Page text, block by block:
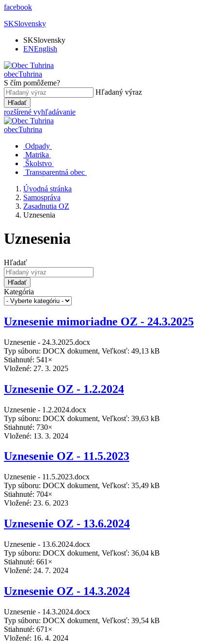
facebook
SKSlovensky
SKSlovensky
ENEnglish
obecTuhrina
S čím pomôžeme?
Hľadaný výraz
Hľadať
rozšírené vyhľadávanie
obecTuhrina
Odpady
Matrika
Školstvo
Transparentná obec
Úvodná stránka
Samospráva
Zasadnutia OZ
Uznesenia
Uznesenia
Hľadať
Hľadať
Kategória
Uznesenie mimoriadne OZ - 24.3.2025
Uznesenie - 24.3.2025.docx
Typ súboru: DOCX dokument, Veľkosť: 49,13 kB
Stiahnuté: 541×
Vložené: 27. 3. 2025
Uznesenie OZ - 1.2.2024
Uznesenie - 1.2.2024.docx
Typ súboru: DOCX dokument, Veľkosť: 39,63 kB
Stiahnuté: 730×
Vložené: 13. 3. 2024
Uznesenie OZ - 11.5.2023
Uznesenie - 11.5.2023.docx
Typ súboru: DOCX dokument, Veľkosť: 35,49 kB
Stiahnuté: 704×
Vložené: 23. 6. 2023
Uznesenie OZ - 13.6.2024
Uznesenie - 13.6.2024.docx
Typ súboru: DOCX dokument, Veľkosť: 36,04 kB
Stiahnuté: 661×
Vložené: 24. 7. 2024
Uznesenie OZ - 14.3.2024
Uznesenie - 14.3.2024.docx
Typ súboru: DOCX dokument, Veľkosť: 39,54 kB
Stiahnuté: 671×
Vložené: 16. 4. 2024